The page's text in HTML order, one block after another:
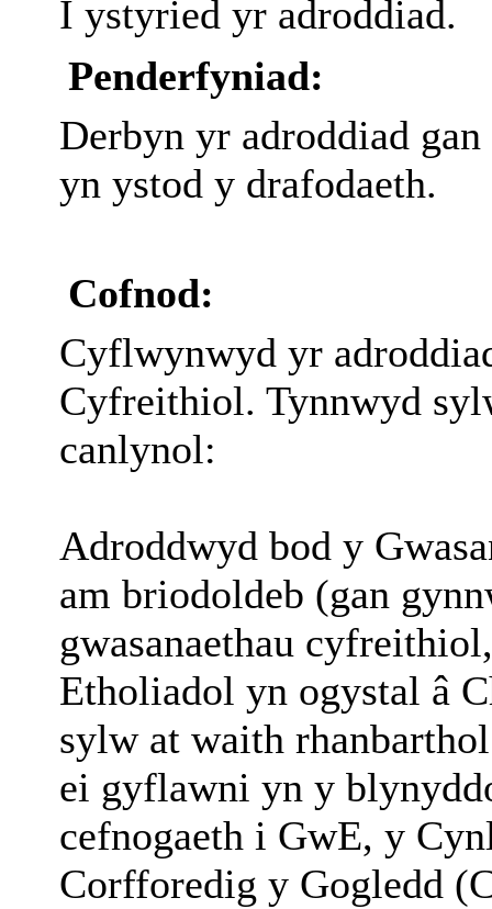
I ystyried yr adroddiad.
Penderfyniad:
Derbyn yr adroddiad
yn ystod y drafodaeth.
Cofnod:
Cyflwynwyd yr
Cyfreithiol. Tynnwyd
canlynol:
Adroddwyd bod y
am briodoldeb (gan
gwasanaethau
Etholiadol yn ogystal â
sylw at waith
ei gyflawni yn y
cefnogaeth i GwE, y
Corfforedig y Gogledd